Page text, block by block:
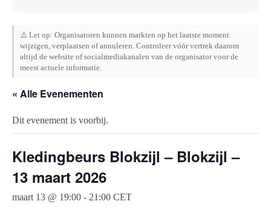
⚠️ Let op: Organisatoren kunnen markten op het laatste moment
wijzigen, verplaatsen of annuleren. Controleer vóór vertrek daarom
altijd de website of socialmediakanalen van de organisator voor de
meest actuele informatie.
« Alle Evenementen
Dit evenement is voorbij.
Kledingbeurs Blokzijl – Blokzijl –
13 maart 2026
maart 13 @ 19:00 - 21:00 CET